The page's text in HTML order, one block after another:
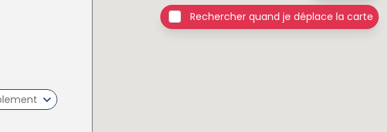
Rechercher quand je déplace la carte